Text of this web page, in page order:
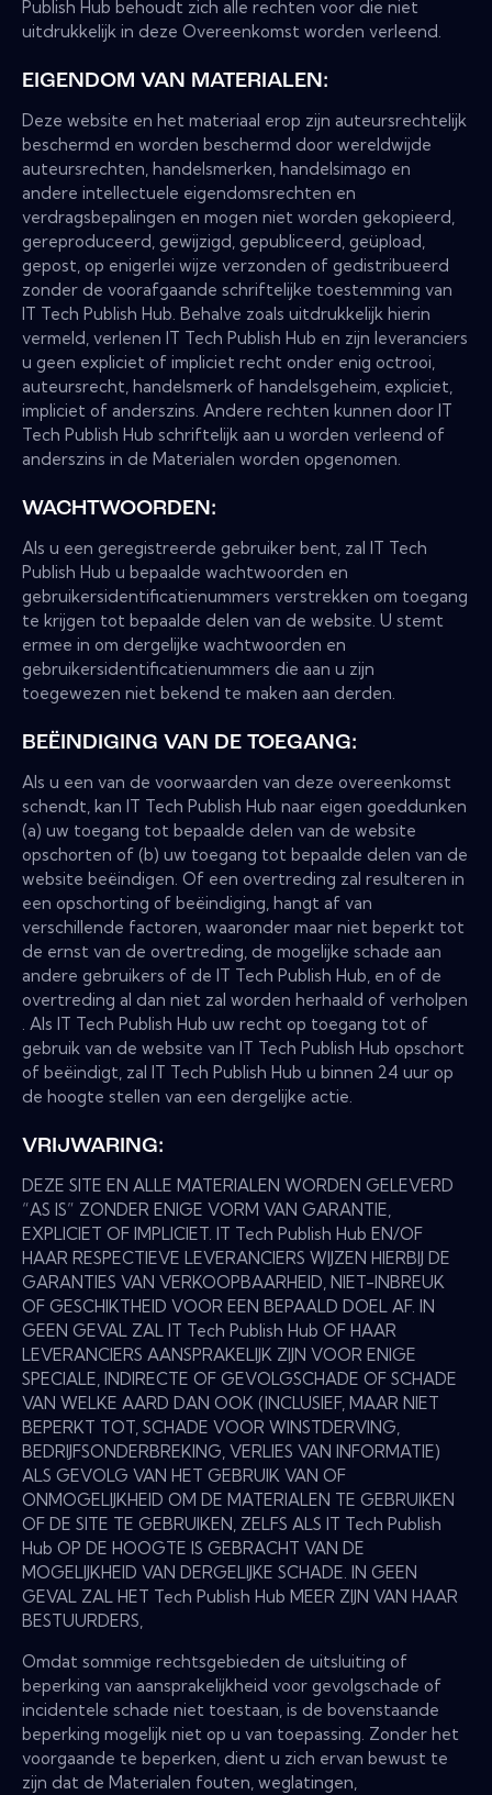
Publish Hub behoudt zich alle rechten voor die niet
uitdrukkelijk in deze Overeenkomst worden verleend.
EIGENDOM VAN MATERIALEN:
Deze website en het materiaal erop zijn auteursrechtelijk
beschermd en worden beschermd door wereldwijde
auteursrechten, handelsmerken, handelsimago en
andere intellectuele eigendomsrechten en
verdragsbepalingen en mogen niet worden gekopieerd,
gereproduceerd, gewijzigd, gepubliceerd, geüpload,
gepost, op enigerlei wijze verzonden of gedistribueerd
zonder de voorafgaande schriftelijke toestemming van
IT Tech Publish Hub. Behalve zoals uitdrukkelijk hierin
vermeld, verlenen IT Tech Publish Hub en zijn leveranciers
u geen expliciet of impliciet recht onder enig octrooi,
auteursrecht, handelsmerk of handelsgeheim, expliciet,
impliciet of anderszins. Andere rechten kunnen door IT
Tech Publish Hub schriftelijk aan u worden verleend of
anderszins in de Materialen worden opgenomen.
WACHTWOORDEN:
Als u een geregistreerde gebruiker bent, zal IT Tech
Publish Hub u bepaalde wachtwoorden en
gebruikersidentificatienummers verstrekken om toegang
te krijgen tot bepaalde delen van de website. U stemt
ermee in om dergelijke wachtwoorden en
gebruikersidentificatienummers die aan u zijn
toegewezen niet bekend te maken aan derden.
BEËINDIGING VAN DE TOEGANG:
Als u een van de voorwaarden van deze overeenkomst
schendt, kan IT Tech Publish Hub naar eigen goeddunken
(a) uw toegang tot bepaalde delen van de website
opschorten of (b) uw toegang tot bepaalde delen van de
website beëindigen. Of een overtreding zal resulteren in
een opschorting of beëindiging, hangt af van
verschillende factoren, waaronder maar niet beperkt tot
de ernst van de overtreding, de mogelijke schade aan
andere gebruikers of de IT Tech Publish Hub, en of de
overtreding al dan niet zal worden herhaald of verholpen
. Als IT Tech Publish Hub uw recht op toegang tot of
gebruik van de website van IT Tech Publish Hub opschort
of beëindigt, zal IT Tech Publish Hub u binnen 24 uur op
de hoogte stellen van een dergelijke actie.
VRIJWARING:
DEZE SITE EN ALLE MATERIALEN WORDEN GELEVERD
“AS IS” ZONDER ENIGE VORM VAN GARANTIE,
EXPLICIET OF IMPLICIET. IT Tech Publish Hub EN/OF
HAAR RESPECTIEVE LEVERANCIERS WIJZEN HIERBIJ DE
GARANTIES VAN VERKOOPBAARHEID, NIET-INBREUK
OF GESCHIKTHEID VOOR EEN BEPAALD DOEL AF. IN
GEEN GEVAL ZAL IT Tech Publish Hub OF HAAR
LEVERANCIERS AANSPRAKELIJK ZIJN VOOR ENIGE
SPECIALE, INDIRECTE OF GEVOLGSCHADE OF SCHADE
VAN WELKE AARD DAN OOK (INCLUSIEF, MAAR NIET
BEPERKT TOT, SCHADE VOOR WINSTDERVING,
BEDRIJFSONDERBREKING, VERLIES VAN INFORMATIE)
ALS GEVOLG VAN HET GEBRUIK VAN OF
ONMOGELIJKHEID OM DE MATERIALEN TE GEBRUIKEN
OF DE SITE TE GEBRUIKEN, ZELFS ALS IT Tech Publish
Hub OP DE HOOGTE IS GEBRACHT VAN DE
MOGELIJKHEID VAN DERGELIJKE SCHADE. IN GEEN
GEVAL ZAL HET Tech Publish Hub MEER ZIJN VAN HAAR
BESTUURDERS,
Omdat sommige rechtsgebieden de uitsluiting of
beperking van aansprakelijkheid voor gevolgschade of
incidentele schade niet toestaan, is de bovenstaande
beperking mogelijk niet op u van toepassing. Zonder het
voorgaande te beperken, dient u zich ervan bewust te
zijn dat de Materialen fouten, weglatingen,